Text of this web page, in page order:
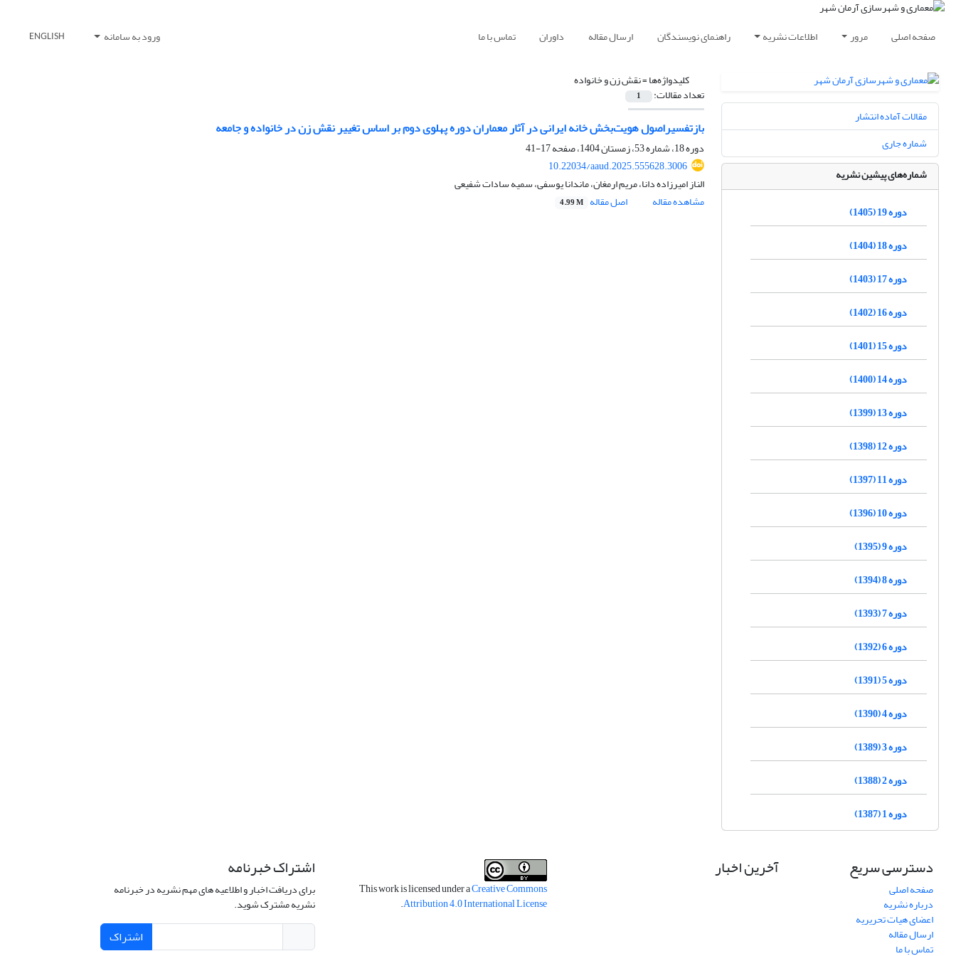
صفحه اصلی مرور اطلاعات نشریه راهنمای نویسندگان ارسال مقاله داوران تماس با ما ورود به سامانه ENGLISH
کلیدواژه‌ها =نقش زن و خانواده
تعداد مقالات: 1
بازتفسیراصول هویت‌بخش خانه ایرانی در آثار معماران دوره پهلوی دوم بر اساس تغییر نقش زن در خانواده و جامعه
دوره 18، شماره 53، زمستان 1404، صفحه
17-41
10.22034/aaud.2025.555628.3006
الناز امیرزاده دانا، مریم ارمغان، ماندانا یوسفی، سمیه سادات شفیعی
مشاهده مقاله
اصل مقاله 4.99 M
مقالات آماده انتشار
شماره جاری
شماره‌های پیشین نشریه
دوره 19 (1405)
دوره 18 (1404)
دوره 17 (1403)
دوره 16 (1402)
دوره 15 (1401)
دوره 14 (1400)
دوره 13 (1399)
دوره 12 (1398)
دوره 11 (1397)
دوره 10 (1396)
دوره 9 (1395)
دوره 8 (1394)
دوره 7 (1393)
دوره 6 (1392)
دوره 5 (1391)
دوره 4 (1390)
دوره 3 (1389)
دوره 2 (1388)
دوره 1 (1387)
دسترسی سریع
صفحه اصلی
درباره نشریه
اعضای هیات تحریریه
ارسال مقاله
تماس با ما
آخرین اخبار
This work is licensed under aCreative Commons
Attribution 4.0 International License
.
اشتراک خبرنامه
برای دریافت اخبار و اطلاعیه های مهم نشریه در خبرنامه
نشریه مشترک شوید.
اشتراک